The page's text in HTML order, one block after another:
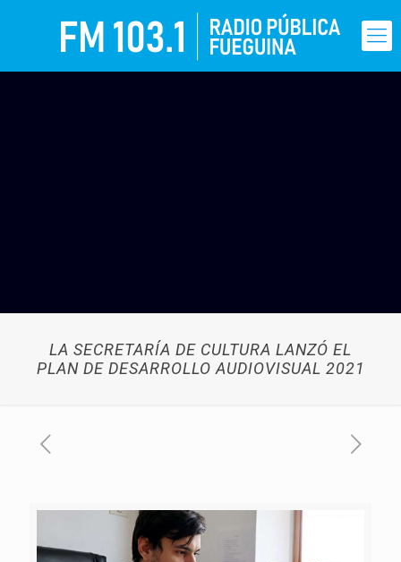
LA SECRETARÍA DE CULTURA LANZÓ EL
PLAN DE DESARROLLO AUDIOVISUAL 2021